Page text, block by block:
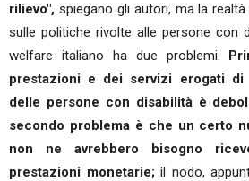
rilievo", spiegano gli autori, ma la
sulle politiche rivolte alle persone con
welfare italiano ha due problemi.
prestazioni e dei servizi erogati di
delle persone con disabilità è
secondo problema è che un certo
non ne avrebbero bisogno
prestazioni monetarie;il nodo,